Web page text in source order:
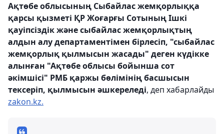
Ақтөбе облысының Сыбайлас жемқорлыққа
қарсы қызметі ҚР Жоғарғы Сотының Ішкі
қауіпсіздік және сыбайлас жемқорлықтың
алдын алу департаментімен бірлесіп, "сыбайлас
жемқорлық қылмысын жасады" деген күдікке
алынған "Ақтөбе облысы бойынша сот
әкімшісі" РМБ қаржы бөлімінің басшысын
тексеріп, қылмысын әшкереледі, деп хабарлайды
zakon.kz.